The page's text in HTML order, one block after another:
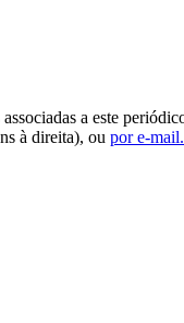
a este
à direita), ou por e-mail.